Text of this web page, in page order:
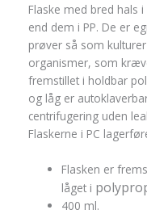
Flaske med bred hals
end dem i PP. De er
prøver så som
organismer, som
fremstillet i holdbar
og låg er
centrifugering uden
Flaskerne i PC
Flasken er
låget i
400 ml.